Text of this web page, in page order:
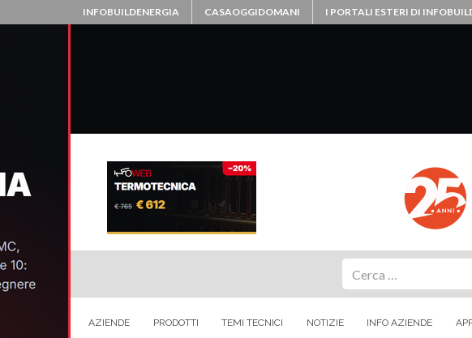
INFOBUILDENERGIA CASAOGGIDOMANI I PORTALI ESTERI DI
AZIENDE PRODOTTI TEMI TECNICI NOTIZIE INFO AZIENDE